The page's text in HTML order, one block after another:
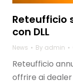
Reteufficio
con DLL
News By admin
Reteufficio
offrire ai